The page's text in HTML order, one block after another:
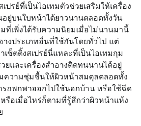
ปรย์ที่เป็นไอเทมตัวช่วยเสริมให้เครื่อง
ยู่บนใบหน้าได้ยาวนานตลอดทั้งวัน
มที่เพิ่งได้รับความนิยมเมื่อไม่นานมานี้
างประเภทอื่นที่ใช้กันโดยทั่วไป แต่
ซ็ตติ้งสเปรย์นี่แหละที่เป็นไอเทมกุม
ยและเครื่องสำอางติดทนนานได้อยู่
ความชุ่มชื้นให้ผิวหน้าสมดุลตลอดทั้ง
รถพกพาออกไปใช้นอกบ้าน หรือใช้ฉีด
รือเมื่อไหร่ก็ตามที่รู้สึกว่าผิวหน้าแห้ง